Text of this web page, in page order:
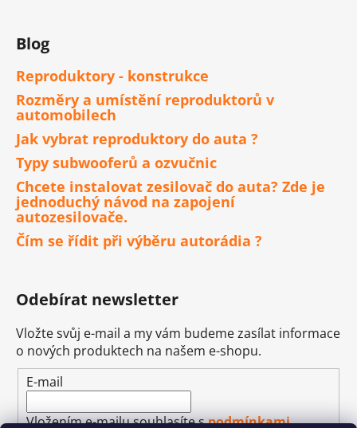
Blog
Reproduktory - konstrukce
Rozměry a umístění reproduktorů v
automobilech
Jak vybrat reproduktory do auta ?
Typy subwooferů a ozvučnic
Chcete instalovat zesilovač do auta? Zde je
jednoduchý návod na zapojení
autozesilovače.
Čím se řídit při výběru autorádia ?
Odebírat newsletter
Vložte svůj e-mail a my vám budeme zasílat informace
o nových produktech na našem e-shopu.
E-mail
Vložením e-mailu souhlasíte spodmínkami